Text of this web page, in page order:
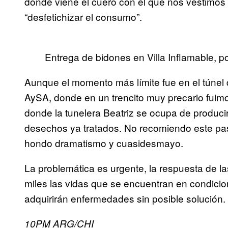
“desfetichizar el consumo”.
Entrega de bidones en Villa Inflamable,
Aunque el momento más límite fue en el
AySA, donde en un trencito muy precario
donde la tunelera Beatriz se ocupa de
desechos ya tratados. No recomiendo este
hondo dramatismo y cuasidesmayo.
La problemática es urgente, la respuesta de
miles las vidas que se encuentran en
adquirirán enfermedades sin posible solución.
10PM ARG/CHI